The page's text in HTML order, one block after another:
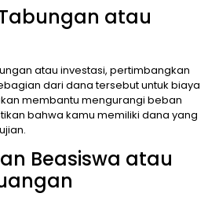
atau
atau investasi, pertimbangkan
dari dana tersebut untuk biaya
membantu mengurangi beban
bahwa kamu memiliki dana yang
Beasiswa atau